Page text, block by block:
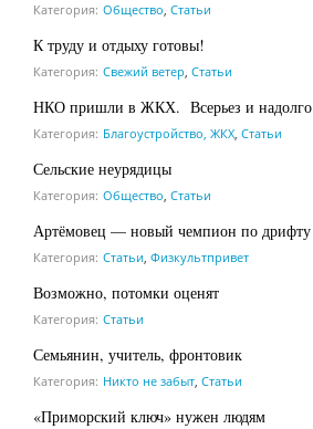
Категория: Общество, Статьи
К труду и отдыху готовы!
Категория: Свежий ветер, Статьи
НКО пришли в ЖКХ. Всерьез и надолго
Категория: Благоустройство, ЖКХ, Статьи
Сельские неурядицы
Категория: Общество, Статьи
Артёмовец — новый чемпион по дрифту
Категория: Статьи, Физкультпривет
Возможно, потомки оценят
Категория: Статьи
Семьянин, учитель, фронтовик
Категория: Никто не забыт, Статьи
«Приморский ключ» нужен людям